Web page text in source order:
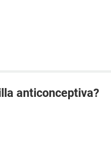
anticonceptiva?